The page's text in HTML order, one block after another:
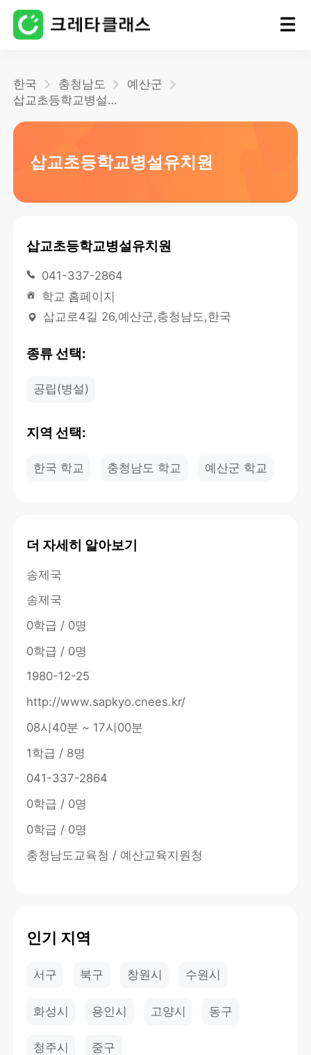
블로그
한국 충청남도
예산군
삽교초등학교병설유치원
삽교초등학교병설유치원
삽교초등학교병설유치원
041-337-2864
학교 홈페이지
삽교로4길 26,예산군,충청남도,한국
종류 선택:
공립(병설)
지역 선택:
한국 학교 충청남도 학교 예산군 학교
더 자세히 알아보기
송제국
송제국
0학급 / 0명
0학급 / 0명
1980-12-25
http://www.sapkyo.cnees.kr/
08시40분 ~ 17시00분
1학급 / 8명
041-337-2864
0학급 / 0명
0학급 / 0명
충청남도교육청 / 예산교육지원청
인기 지역
서구 북구 창원시 수원시
화성시 용인시 고양시 동구
청주시 중구